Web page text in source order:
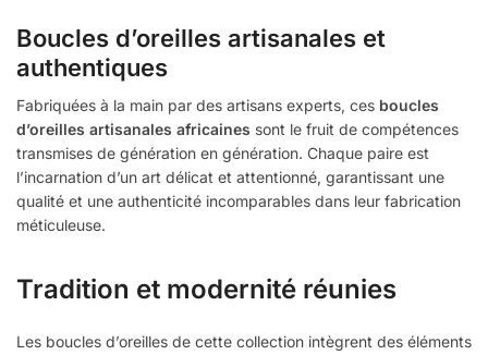
Boucles d’oreilles artisanales et
authentiques
Fabriquées à la main par des artisans experts, ces boucles
d’oreilles artisanales africaines sont le fruit de compétences
transmises de génération en génération. Chaque paire est
l’incarnation d’un art délicat et attentionné, garantissant une
qualité et une authenticité incomparables dans leur fabrication
méticuleuse.
Tradition et modernité réunies
Les boucles d’oreilles de cette collection intègrent des éléments